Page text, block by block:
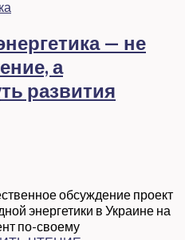
— не
а
развития
обсуждение проект
энергетики в Украине на
по-своему